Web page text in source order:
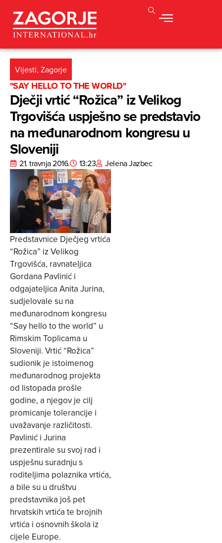
Vijesti, Zagorje
"SAY HELLO TO THE WORLD"
Dječji vrtić “Rožica” iz Velikog
Trgovišća uspješno se predstavio
na međunarodnom kongresu u
Sloveniji
21. travnja 2016. 13:23 Jelena Jazbec
Predstavnice Dječjeg vrtića
“Rožica” iz Velikog
Trgovišća, ravnateljica
Gordana Pavlinić i
odgajateljica Anita Jurina,
sudjelovale su na
međunarodnom kongresu
“Say hello to the world” u
Rimskim Toplicama u
Sloveniji. Vrtić “Rožica”
sudionik je istoimenog
međunarodnog projekta
od listopada prošle
godine, a njegov je cilj
promicanje tolerancije i
uvažavanje različitosti.
Pavlinić i Jurina
prezentirale su svoj rad i
uspješnu suradnju s
roditeljima polaznika vrtića,
a bile su u društvu
predstavnika još pet
hrvatskih vrtića te brojnih
vrtića i osnovnih škola iz
cijele Europe.